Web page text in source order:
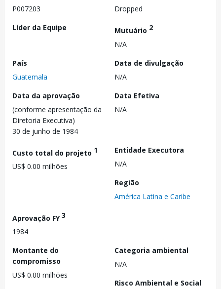
P007203
Dropped
Líder da Equipe
Mutuário 2
N/A
País
Guatemala
Data de divulgação
N/A
Data da aprovação
(conforme apresentação da
Diretoria Executiva)
30 de junho de 1984
Data Efetiva
N/A
Custo total do projeto 1
US$ 0.00 milhões
Entidade Executora
N/A
Região
América Latina e Caribe
Aprovação FY3
1984
Montante do
compromisso
US$ 0.00 milhões
Categoria ambiental
N/A
Risco Ambiental e Social